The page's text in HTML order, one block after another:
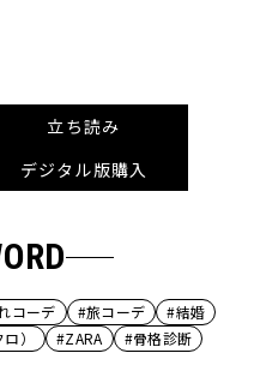
立ち読み
デジタル版購入
コーデ #旅コーデ
#結婚
） #ZARA #骨格診断